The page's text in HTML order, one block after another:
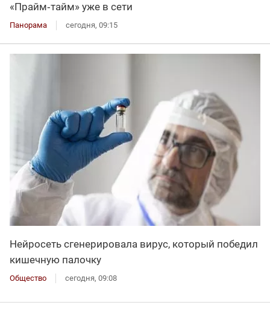
«Прайм‑тайм» уже в сети
Панорама сегодня, 09:15
Нейросеть сгенерировала вирус, который победил
кишечную палочку
Общество сегодня, 09:08